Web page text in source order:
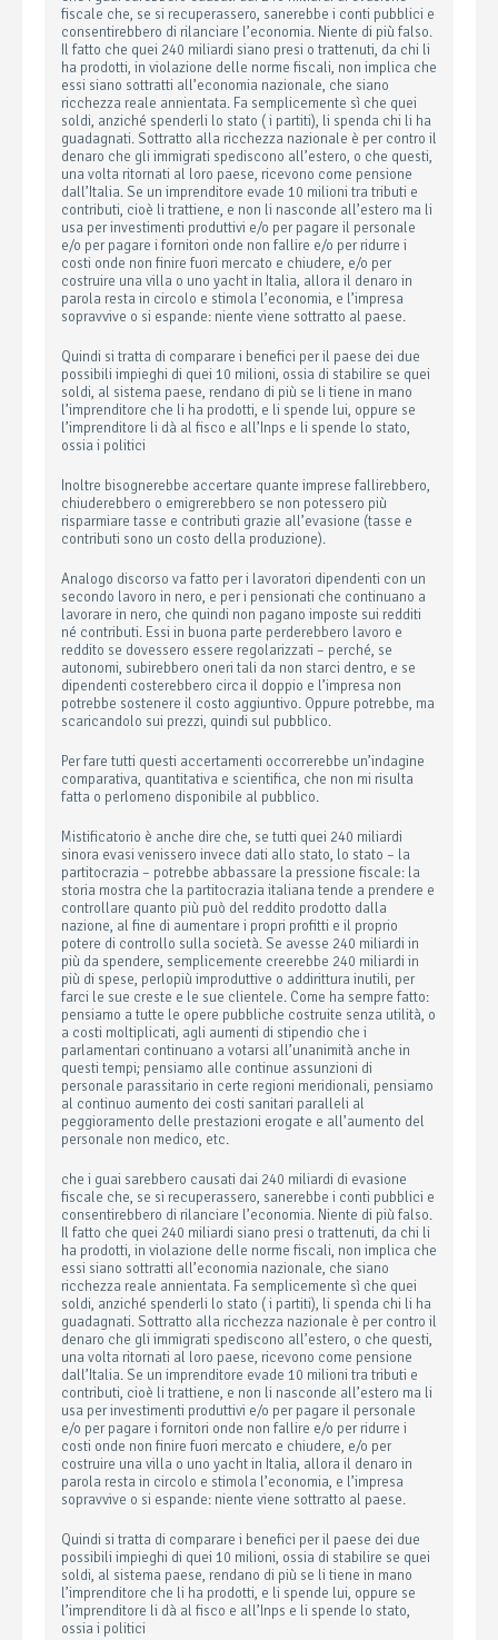
fiscale che, se si recuperassero, sanerebbe i conti pubblici e
consentirebbero di rilanciare l’economia. Niente di più falso.
Il fatto che quei 240 miliardi siano presi o trattenuti, da chi li
ha prodotti, in violazione delle norme fiscali, non implica che
essi siano sottratti all’economia nazionale, che siano
ricchezza reale annientata. Fa semplicemente sì che quei
soldi, anziché spenderli lo stato ( i partiti), li spenda chi li ha
guadagnati. Sottratto alla ricchezza nazionale è per contro il
denaro che gli immigrati spediscono all’estero, o che questi,
una volta ritornati al loro paese, ricevono come pensione
dall’Italia. Se un imprenditore evade 10 milioni tra tributi e
contributi, cioè li trattiene, e non li nasconde all’estero ma li
usa per investimenti produttivi e/o per pagare il personale
e/o per pagare i fornitori onde non fallire e/o per ridurre i
costi onde non finire fuori mercato e chiudere, e/o per
costruire una villa o uno yacht in Italia, allora il denaro in
parola resta in circolo e stimola l’economia, e l’impresa
sopravvive o si espande: niente viene sottratto al paese.
Quindi si tratta di comparare i benefici per il paese dei due
possibili impieghi di quei 10 milioni, ossia di stabilire se quei
soldi, al sistema paese, rendano di più se li tiene in mano
l’imprenditore che li ha prodotti, e li spende lui, oppure se
l’imprenditore li dà al fisco e all’Inps e li spende lo stato,
ossia i politici
Inoltre bisognerebbe accertare quante imprese fallirebbero,
chiuderebbero o emigrerebbero se non potessero più
risparmiare tasse e contributi grazie all’evasione (tasse e
contributi sono un costo della produzione).
Analogo discorso va fatto per i lavoratori dipendenti con un
secondo lavoro in nero, e per i pensionati che continuano a
lavorare in nero, che quindi non pagano imposte sui redditi
né contributi. Essi in buona parte perderebbero lavoro e
reddito se dovessero essere regolarizzati – perché, se
autonomi, subirebbero oneri tali da non starci dentro, e se
dipendenti costerebbero circa il doppio e l’impresa non
potrebbe sostenere il costo aggiuntivo. Oppure potrebbe, ma
scaricandolo sui prezzi, quindi sul pubblico.
Per fare tutti questi accertamenti occorrerebbe un’indagine
comparativa, quantitativa e scientifica, che non mi risulta
fatta o perlomeno disponibile al pubblico.
Mistificatorio è anche dire che, se tutti quei 240 miliardi
sinora evasi venissero invece dati allo stato, lo stato – la
partitocrazia – potrebbe abbassare la pressione fiscale: la
storia mostra che la partitocrazia italiana tende a prendere e
controllare quanto più può del reddito prodotto dalla
nazione, al fine di aumentare i propri profitti e il proprio
potere di controllo sulla società. Se avesse 240 miliardi in
più da spendere, semplicemente creerebbe 240 miliardi in
più di spese, perlopiù improduttive o addirittura inutili, per
farci le sue creste e le sue clientele. Come ha sempre fatto:
pensiamo a tutte le opere pubbliche costruite senza utilità, o
a costi moltiplicati, agli aumenti di stipendio che i
parlamentari continuano a votarsi all’unanimità anche in
questi tempi; pensiamo alle continue assunzioni di
personale parassitario in certe regioni meridionali, pensiamo
al continuo aumento dei costi sanitari paralleli al
peggioramento delle prestazioni erogate e all’aumento del
personale non medico, etc.
che i guai sarebbero causati dai 240 miliardi di evasione
fiscale che, se si recuperassero, sanerebbe i conti pubblici e
consentirebbero di rilanciare l’economia. Niente di più falso.
Il fatto che quei 240 miliardi siano presi o trattenuti, da chi li
ha prodotti, in violazione delle norme fiscali, non implica che
essi siano sottratti all’economia nazionale, che siano
ricchezza reale annientata. Fa semplicemente sì che quei
soldi, anziché spenderli lo stato ( i partiti), li spenda chi li ha
guadagnati. Sottratto alla ricchezza nazionale è per contro il
denaro che gli immigrati spediscono all’estero, o che questi,
una volta ritornati al loro paese, ricevono come pensione
dall’Italia. Se un imprenditore evade 10 milioni tra tributi e
contributi, cioè li trattiene, e non li nasconde all’estero ma li
usa per investimenti produttivi e/o per pagare il personale
e/o per pagare i fornitori onde non fallire e/o per ridurre i
costi onde non finire fuori mercato e chiudere, e/o per
costruire una villa o uno yacht in Italia, allora il denaro in
parola resta in circolo e stimola l’economia, e l’impresa
sopravvive o si espande: niente viene sottratto al paese.
Quindi si tratta di comparare i benefici per il paese dei due
possibili impieghi di quei 10 milioni, ossia di stabilire se quei
soldi, al sistema paese, rendano di più se li tiene in mano
l’imprenditore che li ha prodotti, e li spende lui, oppure se
l’imprenditore li dà al fisco e all’Inps e li spende lo stato,
ossia i politici